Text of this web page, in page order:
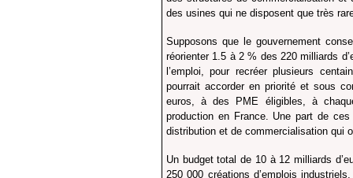
des usines qui ne disposent que très
Supposons que le gouvernement
réorienter 1.5 à 2 % des 220 milliards
l’emploi, pour recréer plusieurs
pourrait accorder en priorité et sous
euros, à des PME éligibles, à
production en France. Une part de
distribution et de commercialisation qui
Un budget total de 10 à 12 milliards
250 000 créations d’emplois